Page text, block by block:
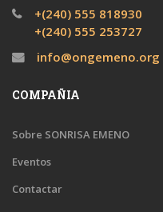
+(240) 555 818930
+(240) 555 253727
info@ongemeno.org
COMPAÑIA
Sobre SONRISA EMENO
Eventos
Contactar